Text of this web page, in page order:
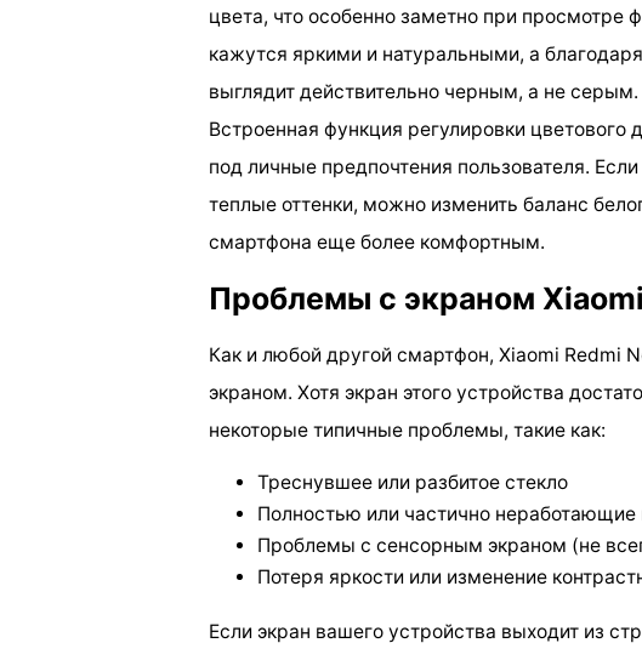
цвета, что особенно заметно при просмотре
кажутся яркими и натуральными, а
выглядит действительно черным, а не серым.
Встроенная функция регулировки цветового
под личные предпочтения пользователя.
теплые оттенки, можно изменить баланс
смартфона еще более комфортным.
Проблемы с экраном Xiaomi
Как и любой другой смартфон, Xiaomi Redmi
экраном. Хотя экран этого устройства
некоторые типичные проблемы, такие как:
Треснувшее или разбитое стекло
Полностью или частично неработающие
Проблемы с сенсорным экраном (не
Потеря яркости или изменение
Если экран вашего устройства выходит из